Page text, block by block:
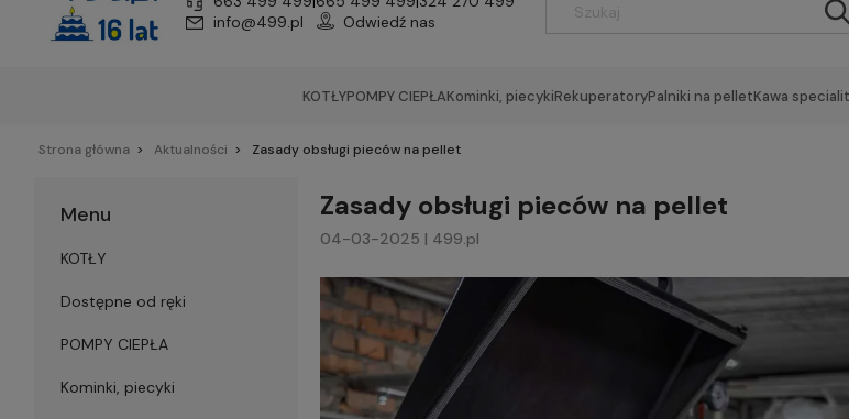
info@499.pl
Odwiedź nas
KOTŁYPOMPY CIEPŁAKominki, piecykiRekuperatoryPalniki na pelletKawa
Strona główna Aktualności Zasady obsługi pieców na pellet
Menu
KOTŁY
Dostępne od ręki
POMPY CIEPŁA
Kominki, piecyki
Zasady obsługi pieców na pellet
04-03-2025 | 499.pl